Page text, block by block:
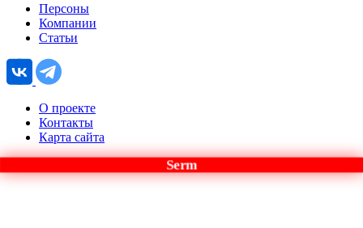
Персоны
Компании
Статьи
О проекте
Контакты
Карта сайта
Serm